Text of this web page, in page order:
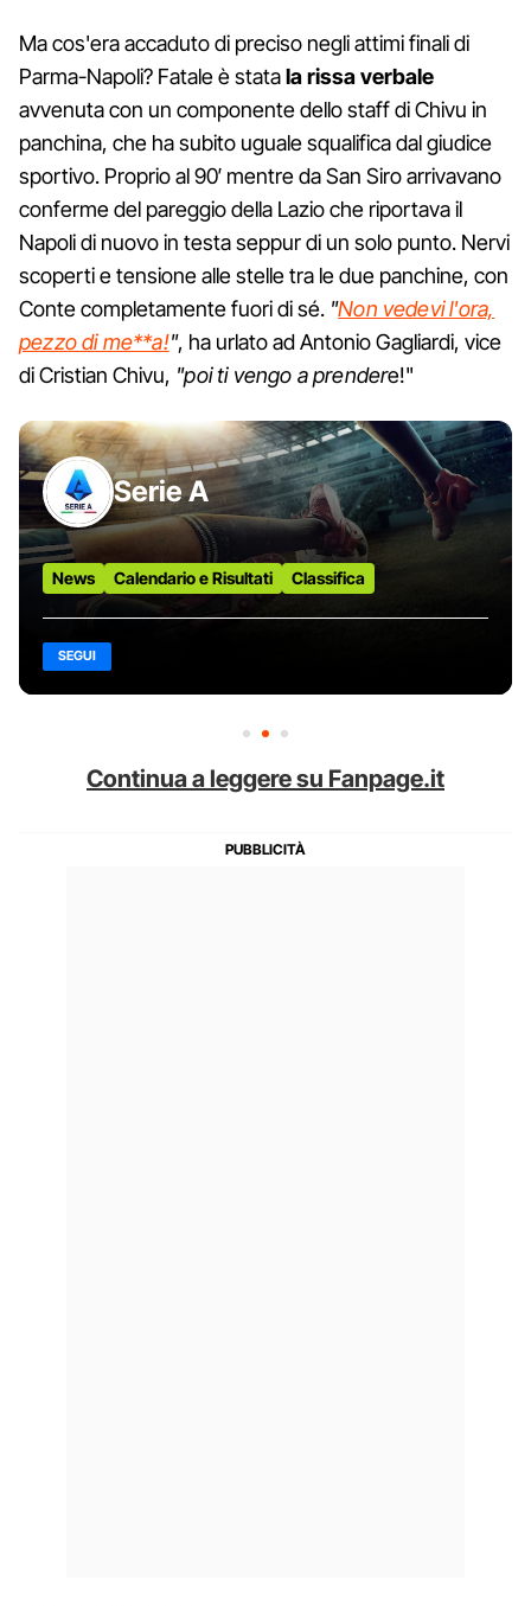
Ma cos'era accaduto di preciso negli attimi finali di
Parma-Napoli? Fatale è statala rissa verbale
avvenuta con un componente dello staff di Chivu in
panchina, che ha subito uguale squalifica dal giudice
sportivo. Proprio al 90′ mentre da San Siro arrivavano
conferme del pareggio della Lazio che riportava il
Napoli di nuovo in testa seppur di un solo punto. Nervi
scoperti e tensione alle stelle tra le due panchine, con
Conte completamente fuori di sé. "Non vedevi l'ora,
pezzo di me**a!", ha urlato ad Antonio Gagliardi, vice
di Cristian Chivu, "poi ti vengo a prendere!"
Serie A
News Calendario e Risultati Classifica
SEGUI
Continua a leggere su Fanpage.it